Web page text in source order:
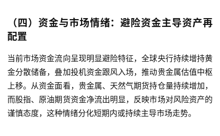
恒
指
期
货
期
货
入
门
（四）资金与市场情绪：避险资金主导资产再
配置
当前市场资金流向呈现明显避险特征，全球央行持续增持黄
金分散储备，叠加投机资金跟风入场，推动贵金属估值中枢
上移。从资金面看，贵金属、天然气期货持仓量持续增加，
而股指、原油期货资金净流出明显，反映市场对风险资产的
谨慎态度，这种情绪分化短期内或持续主导市场走势。